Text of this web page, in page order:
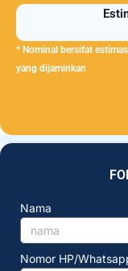
* Nominal bersifat
yang dijaminkan
Nama
Nomor HP/